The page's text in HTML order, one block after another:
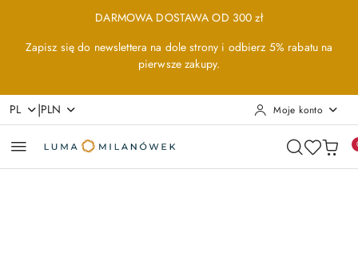
Przejdź do treści głównej
Przejdź do wyszukiwarki
Przejdź do moje konto
Przejdź do menu głównego
Przejdź do opisu produktu
Przejdź do stopkiDARMOWA DOSTAWA OD 300 zł
Zapisz się do newslettera na dole strony i odbierz 5% rabatu na
pierwsze zakupy.
PL |PLN Moje konto